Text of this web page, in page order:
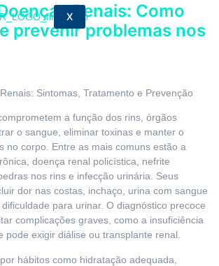
XRenais: Como
prevenir problemas nos
Sintomas, Tratamento e Prevenção
a função dos rins, órgãos
o sangue, eliminar toxinas e manter o
no corpo. Entre as mais comuns estão a
doença renal policística, nefrite
nos rins e infecção urinária. Seus
dor nas costas, inchaço, urina com sangue
para urinar. O diagnóstico precoce
complicações graves, como a insuficiência
pode exigir diálise ou transplante renal.
hábitos como hidratação adequada,